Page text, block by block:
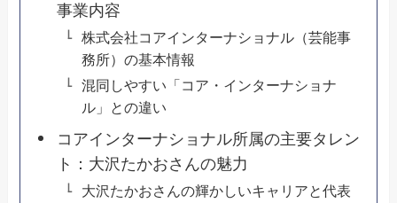
事業内容
株式会社コアインターナショナル（芸能事
務所）の基本情報
混同しやすい「コア・インターナショナ
ル」との違い
コアインターナショナル所属の主要タレン
ト：大沢たかおさんの魅力
大沢たかおさんの輝かしいキャリアと代表